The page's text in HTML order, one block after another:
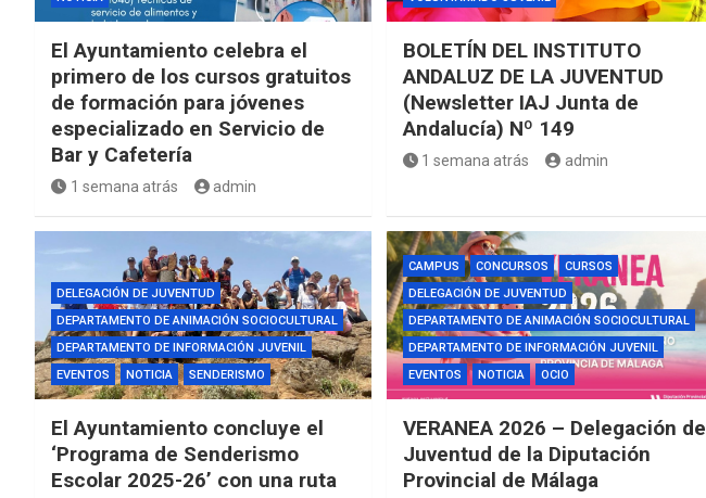
El Ayuntamiento celebra el
primero de los cursos gratuitos
de formación para jóvenes
especializado en Servicio de
Bar y Cafetería
1 semana atrás admin
BOLETÍN DEL INSTITUTO
ANDALUZ DE LA JUVENTUD
(Newsletter IAJ Junta de
Andalucía) Nº 149
1 semana atrás admin
DELEGACIÓN DE JUVENTUD
DEPARTAMENTO DE ANIMACIÓN SOCIOCULTURAL
DEPARTAMENTO DE INFORMACIÓN JUVENIL
EVENTOS
NOTICIA SENDERISMO
El Ayuntamiento concluye el
‘Programa de Senderismo
Escolar 2025-26’ con una ruta
CAMPUS CONCURSOS
CURSOS
DELEGACIÓN DE JUVENTUD
DEPARTAMENTO DE ANIMACIÓN SOCIOCULTURAL
DEPARTAMENTO DE INFORMACIÓN JUVENIL
EVENTOS
NOTICIA OCIO
VERANEA 2026 – Delegación de
Juventud de la Diputación
Provincial de Málaga